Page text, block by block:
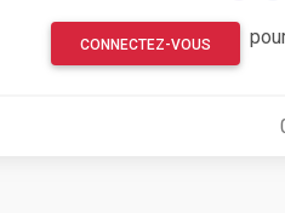
CONNECTEZ-VOUS